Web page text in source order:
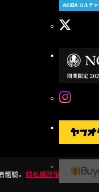
驗。 隱私權政策